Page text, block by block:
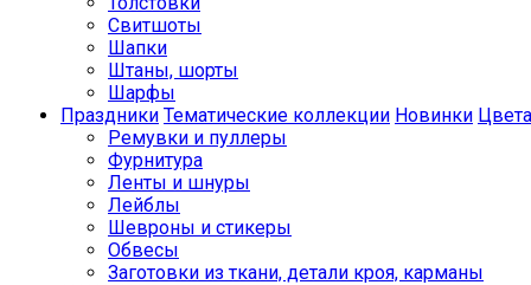
Свитшоты
Шапки
Штаны, шорты
Шарфы
Праздники Тематические коллекции Новинки Цвета
Ремувки и пуллеры
Фурнитура
Ленты и шнуры
Лейблы
Шевроны и стикеры
Обвесы
Заготовки из ткани, детали кроя, карманы